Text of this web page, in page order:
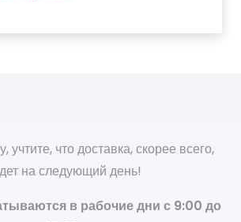
учтите, что доставка, скорее всего,
на следующий день!
в рабочие дни с 9:00 до